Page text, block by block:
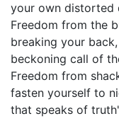
your own distorted
Freedom from the
breaking your
beckoning call of
Freedom from
fasten yourself to
that speaks of